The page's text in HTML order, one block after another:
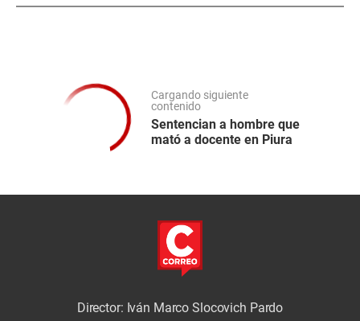
Cargando siguiente
contenido
Sentencian a hombre que
mató a docente en Piura
Director: Iván Marco Slocovich Pardo